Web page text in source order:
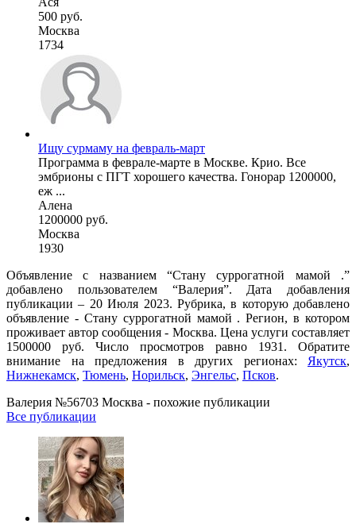
500 руб.
Москва
1734
Ищу сурмаму на февраль-март
Программа в феврале-марте в Москве. Крио. Все
эмбрионы с ПГТ хорошего качества. Гонорар 1200000,
еж ...
Алена
1200000 руб.
Москва
1930
Объявление с названием “Стану суррогатной мамой .”
добавлено пользователем “Валерия”. Дата добавления
публикации – 20 Июля 2023. Рубрика, в которую добавлено
объявление - Cтану суррогатной мамой . Регион, в котором
проживает автор сообщения - Москва. Цена услуги составляет
1500000 руб. Число просмотров равно 1931. Обратите
внимание на предложения в других регионах: Якутск,
Нижнекамск, Тюмень, Норильск, Энгельс, Псков.
Валерия №56703 Москва - похожие публикации
Все публикации